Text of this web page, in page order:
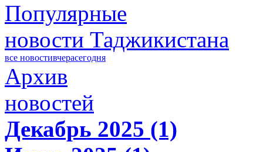
Популярные
новости Таджикистана
все новостивчерасегодня
Архив
новостей
Декабрь 2025 (1)